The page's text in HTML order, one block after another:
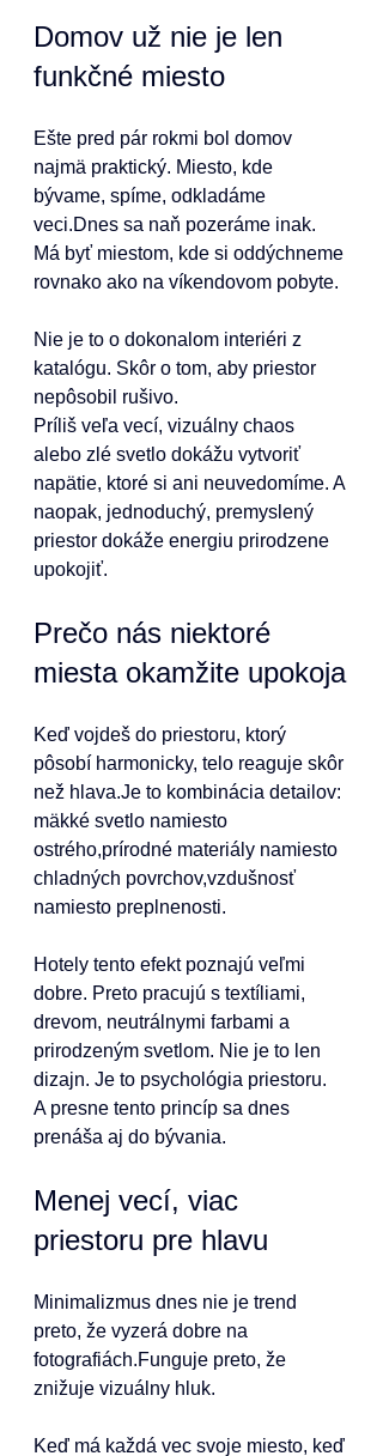
Domov už nie je len
funkčné miesto
Ešte pred pár rokmi bol domov
najmä praktický. Miesto, kde
bývame, spíme, odkladáme
veci.Dnes sa naň pozeráme inak.
Má byť miestom, kde si oddýchneme
rovnako ako na víkendovom pobyte.
Nie je to o dokonalom interiéri z
katalógu. Skôr o tom, aby priestor
nepôsobil rušivo.
Príliš veľa vecí, vizuálny chaos
alebo zlé svetlo dokážu vytvoriť
napätie, ktoré si ani neuvedomíme. A
naopak, jednoduchý, premyslený
priestor dokáže energiu prirodzene
upokojiť.
Prečo nás niektoré
miesta okamžite upokoja
Keď vojdeš do priestoru, ktorý
pôsobí harmonicky, telo reaguje skôr
než hlava.Je to kombinácia detailov:
mäkké svetlo namiesto
ostrého,prírodné materiály namiesto
chladných povrchov,vzdušnosť
namiesto preplnenosti.
Hotely tento efekt poznajú veľmi
dobre. Preto pracujú s textíliami,
drevom, neutrálnymi farbami a
prirodzeným svetlom. Nie je to len
dizajn. Je to psychológia priestoru.
A presne tento princíp sa dnes
prenáša aj do bývania.
Menej vecí, viac
priestoru pre hlavu
Minimalizmus dnes nie je trend
preto, že vyzerá dobre na
fotografiách.Funguje preto, že
znižuje vizuálny hluk.
Keď má každá vec svoje miesto, keď